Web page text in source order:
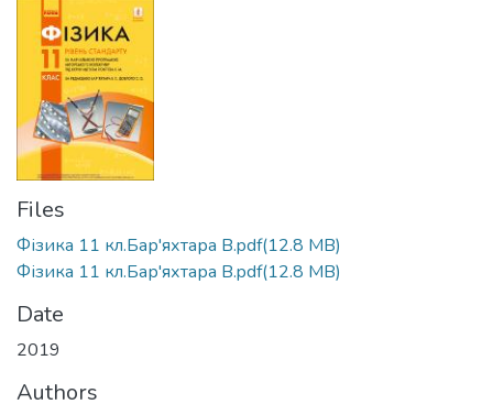
Files
Фізика 11 кл.Бар'яхтара В.pdf(12.8 MB)
Фізика 11 кл.Бар'яхтара В.pdf(12.8 MB)
Date
2019
Authors